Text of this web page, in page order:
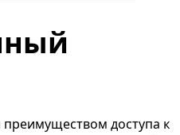
преимуществом доступа к